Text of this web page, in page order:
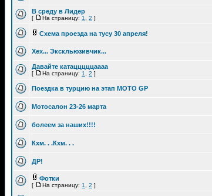
В среду в Лидер
[ На страницу: 1 2 ]
Схема проезда на тусу 30 апреля!
Хех... Экскльюзивчик...
Давайте катацццццаааа
[ На страницу: 1 2 ]
Поездка в турцию на этап MOTO GP
Мотосалон 23-26 марта
болеем за наших!!!!
Кхм. . .Кхм. . .
ДР!
Фотки
[ На страницу: 1 2 ]